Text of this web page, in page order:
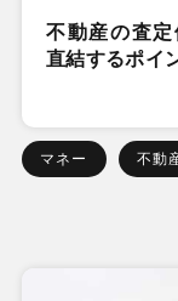
不動産の査定
直結するポイ
マネー 不動